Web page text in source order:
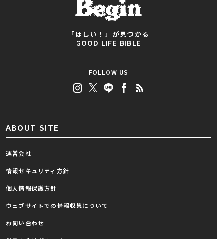
「ほしい！」が見つかる
GOOD LIFE BIBLE
FOLLOW US
ABOUT SITE
運営会社
情報セキュリティ方針
個人情報保護方針
ウェブサイトでの情報収集について
お問い合わせ